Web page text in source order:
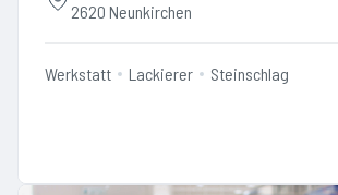
2620 Neunkirchen
Werkstatt Lackierer Steinschlag